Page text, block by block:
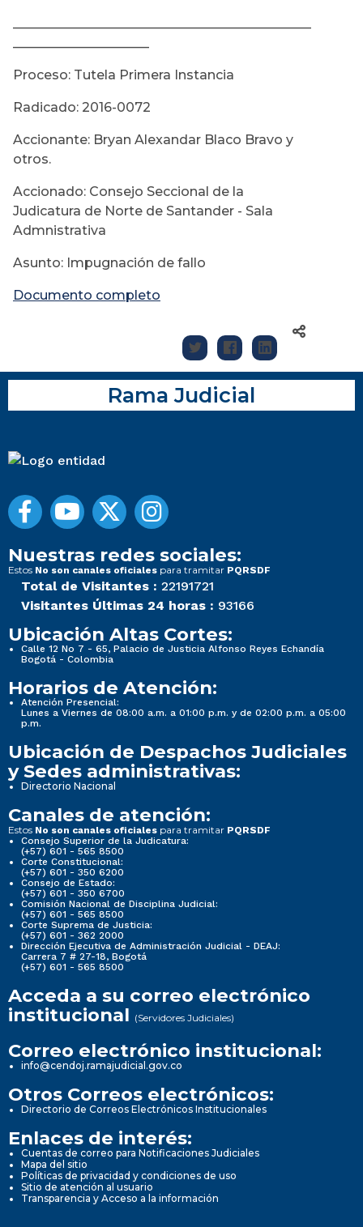
Proceso: Tutela Primera Instancia
Radicado: 2016-0072
Accionante: Bryan Alexandar Blaco Bravo y
otros.
Accionado: Consejo Seccional de la
Judicatura de Norte de Santander - Sala
Admnistrativa
Asunto: Impugnación de fallo
Documento completo
Rama Judicial
Nuestras redes sociales:
Estos No son canales oficiales para tramitar PQRSDF
Total de Visitantes : 22191721
Visitantes Últimas 24 horas : 93166
Ubicación Altas Cortes:
Calle 12 No 7 - 65, Palacio de Justicia Alfonso Reyes Echandía
Bogotá - Colombia
Horarios de Atención:
Atención Presencial:
Lunes a Viernes de 08:00 a.m. a 01:00 p.m. y de 02:00 p.m. a 05:00
p.m.
Ubicación de Despachos Judiciales
y Sedes administrativas:
Directorio Nacional
Canales de atención:
Estos No son canales oficiales para tramitar PQRSDF
Consejo Superior de la Judicatura:
(+57) 601 - 565 8500
Corte Constitucional:
(+57) 601 - 350 6200
Consejo de Estado:
(+57) 601 - 350 6700
Comisión Nacional de Disciplina Judicial:
(+57) 601 - 565 8500
Corte Suprema de Justicia:
(+57) 601 - 362 2000
Dirección Ejecutiva de Administración Judicial - DEAJ:
Carrera 7 # 27-18, Bogotá
(+57) 601 - 565 8500
Acceda a su correo electrónico
institucional (Servidores Judiciales)
Correo electrónico institucional:
info@cendoj.ramajudicial.gov.co
Otros Correos electrónicos:
Directorio de Correos Electrónicos Institucionales
Enlaces de interés:
Cuentas de correo para Notificaciones Judiciales
Mapa del sitio
Políticas de privacidad y condiciones de uso
Sitio de atención al usuario
Transparencia y Acceso a la información